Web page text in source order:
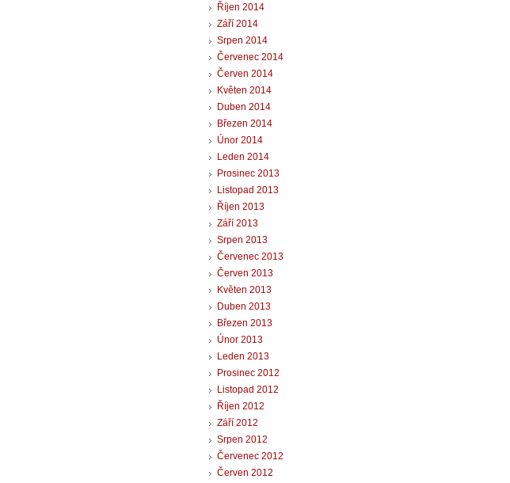
Říjen 2014
Září 2014
Srpen 2014
Červenec 2014
Červen 2014
Květen 2014
Duben 2014
Březen 2014
Únor 2014
Leden 2014
Prosinec 2013
Listopad 2013
Říjen 2013
Září 2013
Srpen 2013
Červenec 2013
Červen 2013
Květen 2013
Duben 2013
Březen 2013
Únor 2013
Leden 2013
Prosinec 2012
Listopad 2012
Říjen 2012
Září 2012
Srpen 2012
Červenec 2012
Červen 2012